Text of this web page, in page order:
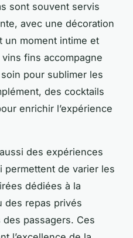
sont souvent servis
avec une décoration
un moment intime et
fins accompagne
pour sublimer les
des cocktails
enrichir l’expérience
des expériences
permettent de varier les
dédiées à la
des repas privés
passagers. Ces